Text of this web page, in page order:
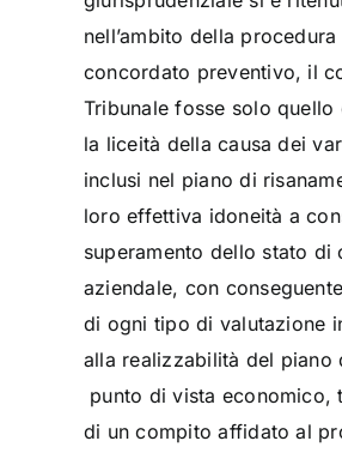
nell’ambito della procedura
concordato preventivo, il
Tribunale fosse solo quello
la liceità della causa dei
inclusi nel piano di
loro effettiva idoneità a
superamento dello stato di
aziendale, con
di ogni tipo di valutazione
alla realizzabilità del piano
punto di vista economico,
di un compito affidato al